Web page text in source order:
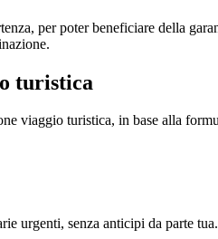
per poter beneficiare della
turistica
viaggio turistica, in base alla
urgenti, senza anticipi da parte tua.